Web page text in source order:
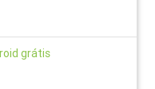
grátis